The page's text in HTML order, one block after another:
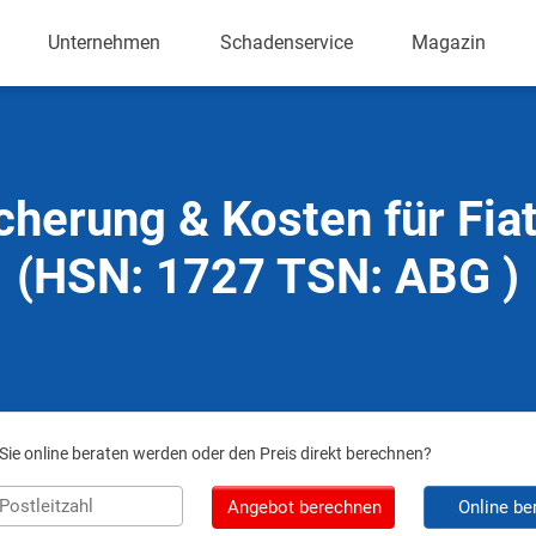
Unternehmen Schadenservice Magazin
& Kosten für
(HSN: 1727 TSN: ABG )
online beraten werden oder den Preis direkt berechnen?
Angebot berechnen Online